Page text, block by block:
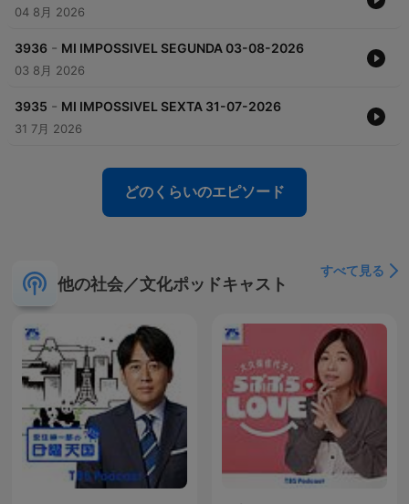
04 8月 2026
3936 - MI IMPOSSIVEL SEGUNDA 03-08-2026
03 8月 2026
3935 - MI IMPOSSIVEL SEXTA 31-07-2026
31 7月 2026
どのくらいのエピソード
他の社会／文化ポッドキャスト
すべて見る